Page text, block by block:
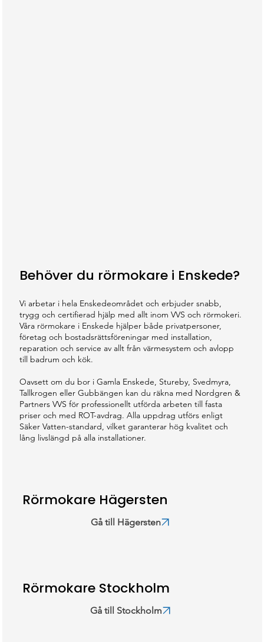
Behöver du rörmokare i Enskede?
Vi arbetar i hela Enskedeområdet och erbjuder snabb,
trygg och certifierad hjälp med allt inom VVS och rörmokeri.
Våra rörmokare i Enskede hjälper både privatpersoner,
företag och bostadsrättsföreningar med installation,
reparation och service av allt från värmesystem och avlopp
till badrum och kök.
Oavsett om du bor i Gamla Enskede, Stureby, Svedmyra,
Tallkrogen eller Gubbängen kan du räkna med Nordgren &
Partners VVS för professionellt utförda arbeten till fasta
priser och med ROT-avdrag. Alla uppdrag utförs enligt
Säker Vatten-standard, vilket garanterar hög kvalitet och
lång livslängd på alla installationer.
Gå till Hägersten
Rörmokare Hägersten
Gå till Stockholm
Rörmokare Stockholm